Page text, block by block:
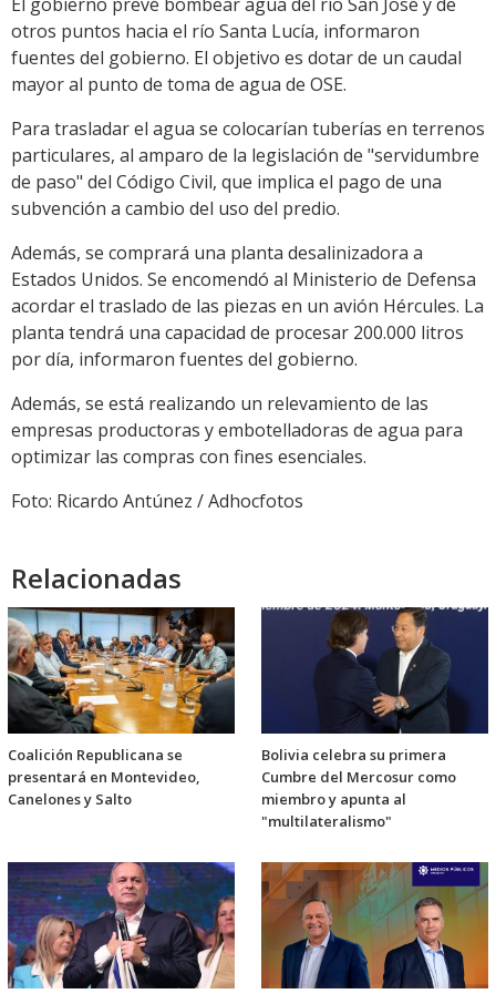
otros puntos hacia el río Santa Lucía, informaron
fuentes del gobierno. El objetivo es dotar de un caudal
mayor al punto de toma de agua de OSE.
Para trasladar el agua se colocarían tuberías en terrenos
particulares, al amparo de la legislación de "servidumbre
de paso" del Código Civil, que implica el pago de una
subvención a cambio del uso del predio.
Además, se comprará una planta desalinizadora a
Estados Unidos. Se encomendó al Ministerio de Defensa
acordar el traslado de las piezas en un avión Hércules. La
planta tendrá una capacidad de procesar 200.000 litros
por día, informaron fuentes del gobierno.
Además, se está realizando un relevamiento de las
empresas productoras y embotelladoras de agua para
optimizar las compras con fines esenciales.
Foto: Ricardo Antúnez / Adhocfotos
Relacionadas
Coalición Republicana se
presentará en Montevideo,
Canelones y Salto
Bolivia celebra su primera
Cumbre del Mercosur como
miembro y apunta al
"multilateralismo"